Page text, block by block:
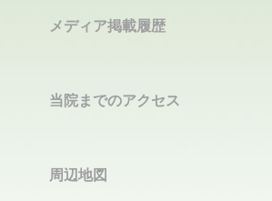
メディア掲載履歴
当院までのアクセス
周辺地図